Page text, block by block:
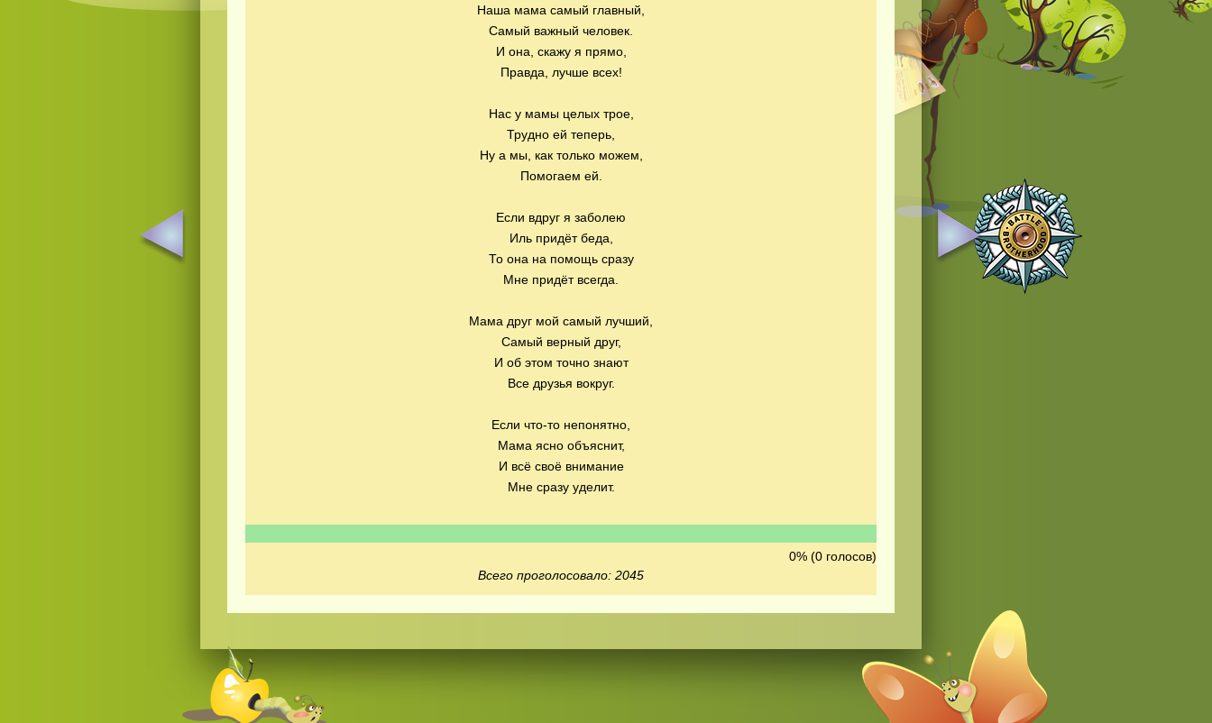
Наша мама самый главный,
Самый важный человек.
И она, скажу я прямо,
Правда, лучше всех!
Нас у мамы целых трое,
Трудно ей теперь,
Ну а мы, как только можем,
Помогаем ей.
Если вдруг я заболею
Иль придёт беда,
То она на помощь сразу
Мне придёт всегда.
Мама друг мой самый лучший,
Самый верный друг,
И об этом точно знают
Все друзья вокруг.
Если что-то непонятно,
Мама ясно объяснит,
И всё своё внимание
Мне сразу уделит.
0% (0 голосов)
Всего проголосовало: 2045